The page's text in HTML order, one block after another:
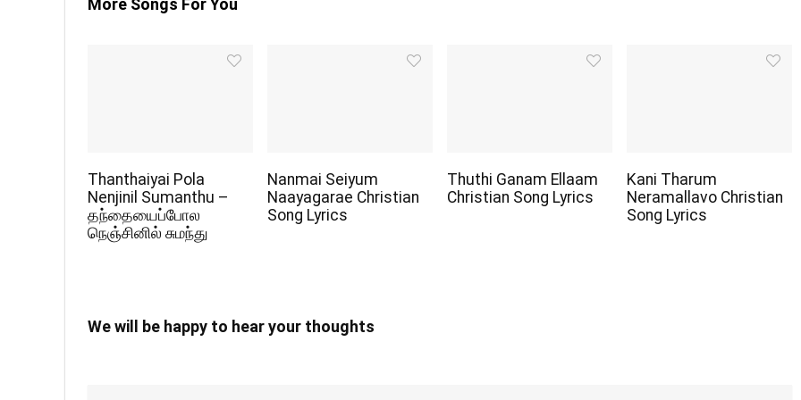
More Songs For You
Thanthaiyai Pola
Nenjinil Sumanthu –
தந்தையைப்போல
நெஞ்சினில் சுமந்து
Nanmai Seiyum
Naayagarae Christian
Song Lyrics
Thuthi Ganam Ellaam
Christian Song Lyrics
Kani Tharum
Neramallavo Christian
Song Lyrics
We will be happy to hear your thoughts